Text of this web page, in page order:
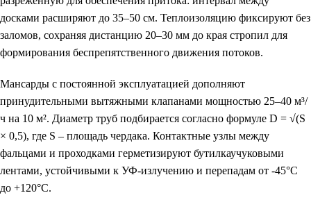
досками расширяют до 35–50 см. Теплоизоляцию фиксируют без
заломов, сохраняя дистанцию 20–30 мм до края стропил для
формирования беспрепятственного движения потоков.
Мансарды с постоянной эксплуатацией дополняют
принудительными вытяжными клапанами мощностью 25–40 м³/
ч на 10 м². Диаметр труб подбирается согласно формуле D = √(S
× 0,5), где S – площадь чердака. Контактные узлы между
фальцами и проходками герметизируют бутилкаучуковыми
лентами, устойчивыми к УФ-излучению и перепадам от -45°C
до +120°C.